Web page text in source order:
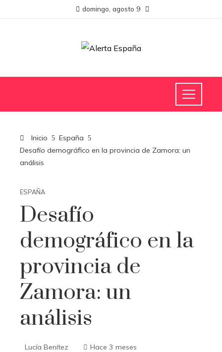
domingo, agosto 9
Inicio
España
Desafío demográfico en la provincia de Zamora: un
análisis
ESPAÑA
Desafío
demográfico en la
provincia de
Zamora: un
análisis
Lucía Benítez Hace 3 meses